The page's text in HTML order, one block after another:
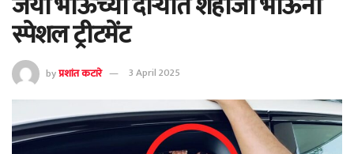
स्पेशल ट्रीटमेंट
byप्रशांत कटारे 3 April 2025